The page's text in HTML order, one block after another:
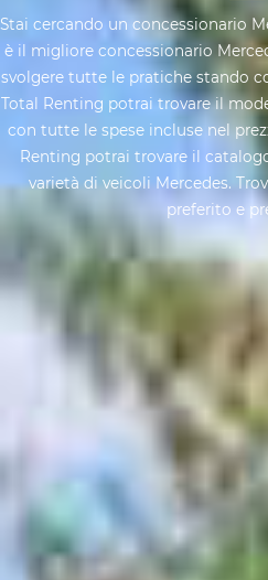
Stai cercando un concessionario
è il migliore concessionario
svolgere tutte le pratiche stando
Total Renting potrai trovare il
con tutte le spese incluse nel
Renting potrai trovare il
varietà di veicoli Mercedes.
preferito e